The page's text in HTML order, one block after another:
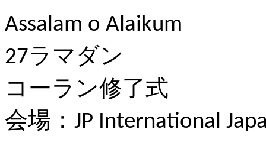
Assalam o Alaikum
27ラマダン
コーラン修了式
会場： JP International